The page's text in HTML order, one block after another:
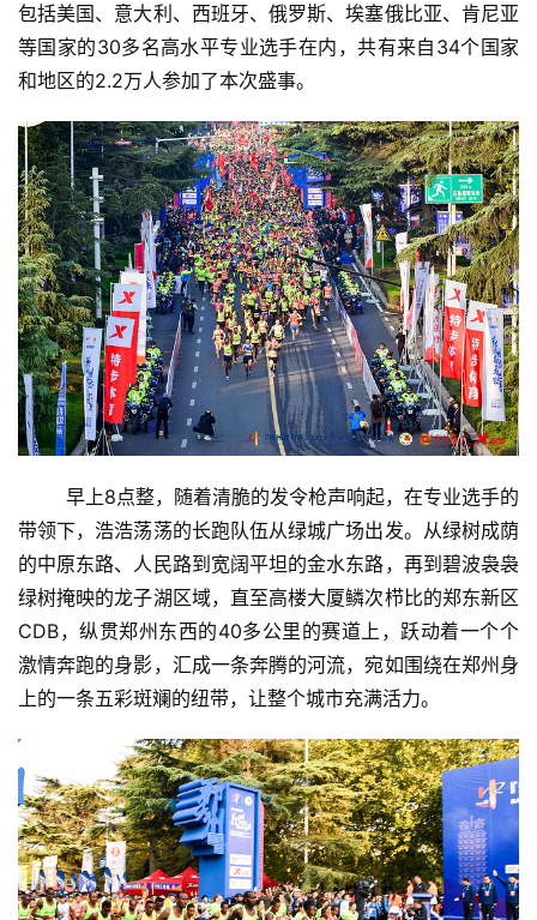
包括美国、意大利、西班牙、俄罗斯、埃塞俄比亚、肯尼亚
等国家的30多名高水平专业选手在内，共有来自34个国家
和地区的2.2万人参加了本次盛事。
早上8点整，随着清脆的发令枪声响起，在专业选手的
带领下，浩浩荡荡的长跑队伍从绿城广场出发。从绿树成荫
的中原东路、人民路到宽阔平坦的金水东路，再到碧波袅袅
绿树掩映的龙子湖区域，直至高楼大厦鳞次栉比的郑东新区
CDB，纵贯郑州东西的40多公里的赛道上，跃动着一个个
激情奔跑的身影，汇成一条奔腾的河流，宛如围绕在郑州身
上的一条五彩斑斓的纽带，让整个城市充满活力。